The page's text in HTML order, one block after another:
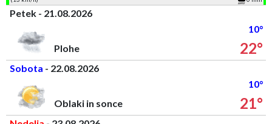
Petek - 21.08.2026
10°
Plohe
22°
Sobota - 22.08.2026
10°
Oblaki in sonce
21°